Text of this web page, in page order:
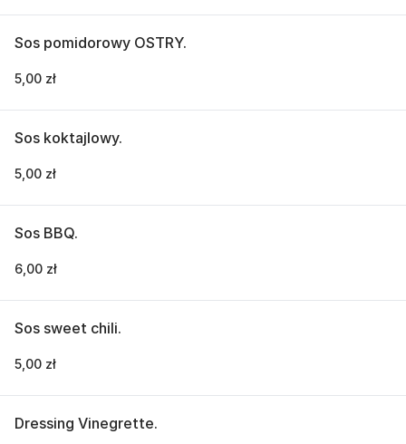
Sos pomidorowy OSTRY.
5,00 zł
Sos koktajlowy.
5,00 zł
Sos BBQ.
6,00 zł
Sos sweet chili.
5,00 zł
Dressing Vinegrette.